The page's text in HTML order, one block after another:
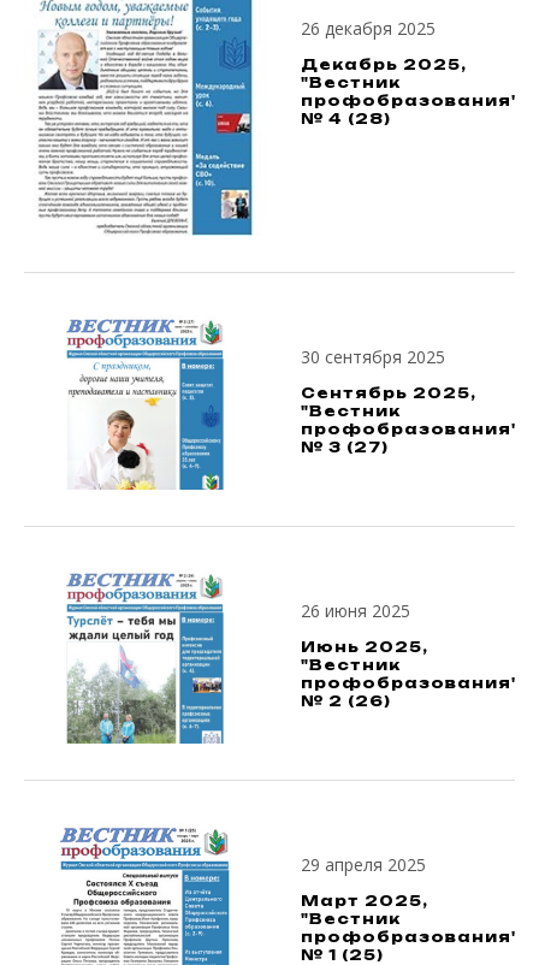
26 декабря 2025
Декабрь 2025,
"Вестник
профобразования",
№ 4 (28)
30 сентября 2025
Сентябрь 2025,
"Вестник
профобразования",
№ 3 (27)
26 июня 2025
Июнь 2025,
"Вестник
профобразования",
№ 2 (26)
29 апреля 2025
Март 2025,
"Вестник
профобразования",
№ 1 (25)